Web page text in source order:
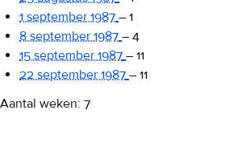
1 september 1987 – 1
8 september 1987 – 4
15 september 1987 – 11
22 september 1987 – 11
Aantal weken: 7